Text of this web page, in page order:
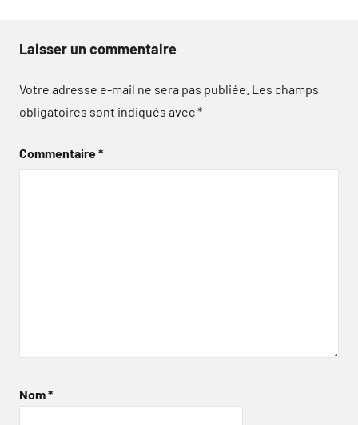
Laisser un commentaire
Votre adresse e-mail ne sera pas publiée. Les champs
obligatoires sont indiqués avec*
Commentaire*
Nom*